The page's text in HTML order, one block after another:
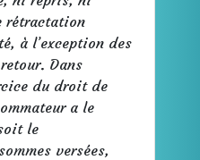
rétractation
à l’exception des
Dans
du droit de
a le
le
versées,